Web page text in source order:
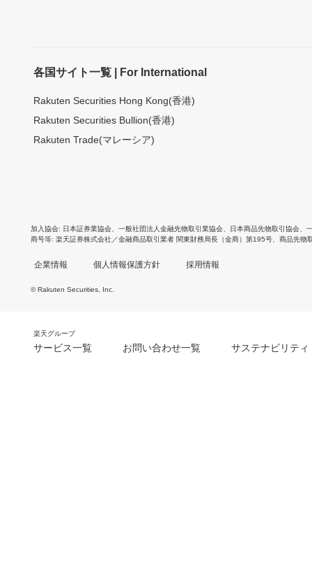
各国サイト一覧 | For International
Rakuten Securities Hong Kong(香港)
Rakuten Securities Bullion(香港)
Rakuten Trade(マレーシア)
加入協会 日本証券業協会 一般社団法人金融先物取引業協会 日本商品先物取引協会
商号等 楽天証券株式会社／金融商品取引業者 関東財務局長（金商）第195号、商品先物
企業情報 個人情報保護方針 採用情報
© Rakuten Securities, Inc.
楽天グループ
サービス一覧 お問い合わせ一覧 サステナビリティ